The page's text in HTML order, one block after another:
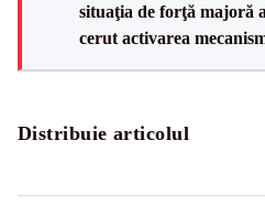
situaţia de forţă majoră
cerut activarea
Distribuie articolul